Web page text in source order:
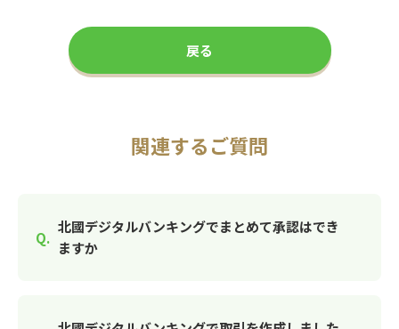
戻る
関連するご質問
北國デジタルバンキングでまとめて承認はでき
ますか